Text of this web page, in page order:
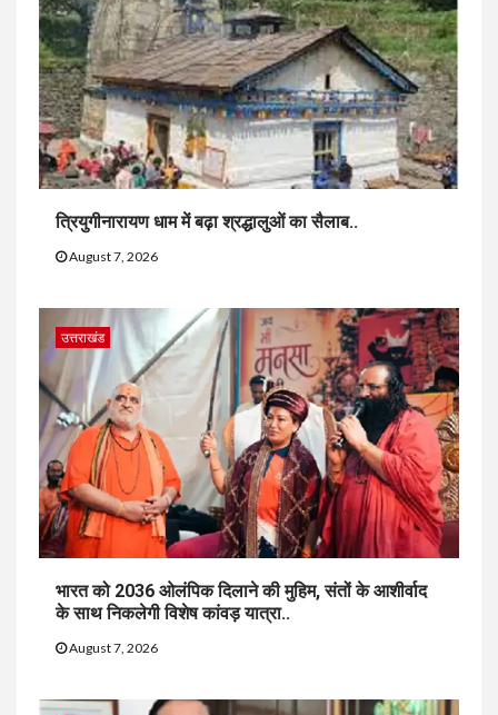
त्रियुगीनारायण धाम में बढ़ा श्रद्धालुओं का सैलाब..
August 7, 2026
उत्तराखंड
भारत को 2036 ओलंपिक दिलाने की मुहिम, संतों के आशीर्वाद
के साथ निकलेगी विशेष कांवड़ यात्रा..
August 7, 2026